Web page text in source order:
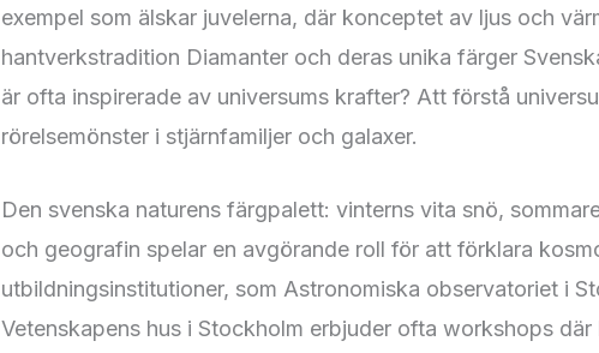
exempel som älskar juvelerna, där konceptet av ljus och
hantverkstradition Diamanter och deras unika färger
är ofta inspirerade av universums krafter? Att förstå
rörelsemönster i stjärnfamiljer och galaxer.
Den svenska naturens färgpalett: vinterns vita snö,
och geografin spelar en avgörande roll för att förklara
utbildningsinstitutioner, som Astronomiska observatoriet i
Vetenskapens hus i Stockholm erbjuder ofta workshops